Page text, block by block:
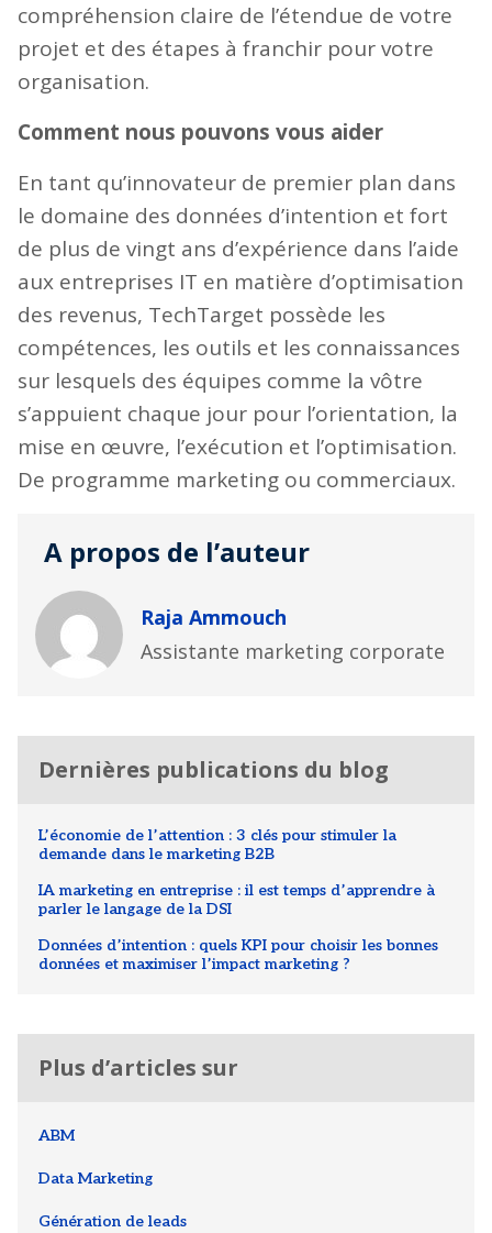
compréhension claire de l’étendue de votre
projet et des étapes à franchir pour votre
organisation.
Comment nous pouvons vous aider
En tant qu’innovateur de premier plan dans
le domaine des données d’intention et fort
de plus de vingt ans d’expérience dans l’aide
aux entreprises IT en matière d’optimisation
des revenus, TechTarget possède les
compétences, les outils et les connaissances
sur lesquels des équipes comme la vôtre
s’appuient chaque jour pour l’orientation, la
mise en œuvre, l’exécution et l’optimisation.
De programme marketing ou commerciaux.
A propos de l’auteur
Raja Ammouch
Assistante marketing corporate
Dernières publications du blog
L’économie de l’attention : 3 clés pour stimuler la
demande dans le marketing B2B
IA marketing en entreprise : il est temps d’apprendre à
parler le langage de la DSI
Données d’intention : quels KPI pour choisir les bonnes
données et maximiser l’impact marketing ?
Plus d’articles sur
ABM
Data Marketing
Génération de leads